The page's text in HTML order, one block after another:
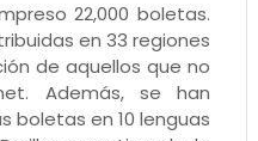
22,000 boletas.
en 33 regiones
de aquellos que no
Además, se han
boletas en 10 lenguas